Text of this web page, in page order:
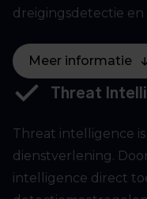
dreigingsdetectie en
Meer informatie
Threat
Threat intelligence
dienstverlening.
intelligence direct